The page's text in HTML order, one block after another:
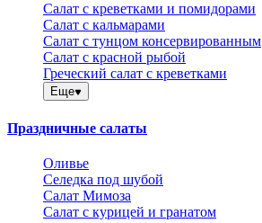
Салат с креветками и помидорами
Салат с кальмарами
Салат с тунцом консервированным
Салат с красной рыбой
Греческий салат с креветками
Еще
Праздничные салаты
Оливье
Селедка под шубой
Салат Мимоза
Салат с курицей и гранатом